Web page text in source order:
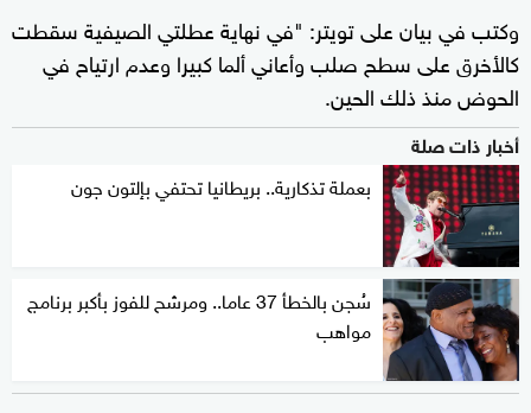
وكتب في بيان على تويتر: "في نهاية عطلتي الصيفية سقطت
كالأخرق على سطح صلب وأعاني ألما كبيرا وعدم ارتياح في
الحوض منذ ذلك الحين.
أخبار ذات صلة
بعملة تذكارية.. بريطانيا تحتفي بإلتون جون
سُجن بالخطأ 37 عاما.. ومرشح للفوز بأكبر برنامج
مواهب